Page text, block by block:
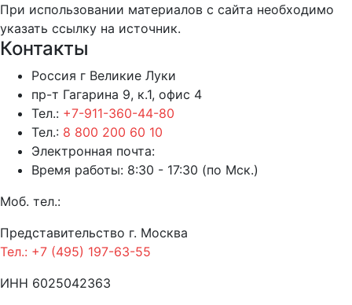
При использовании материалов c сайта необходимо
указать ссылку на источник.
Контакты
Россия г Великие Луки
пр-т Гагарина 9, к.1, офис 4
Тел.: +7-911-360-44-80
Тел.: 8 800 200 60 10
Электронная почта:
Время работы: 8:30 - 17:30 (по Мск.)
Моб. тел.:
Представительство г. Москва
Тел.: +7 (495) 197-63-55
ИНН 6025042363